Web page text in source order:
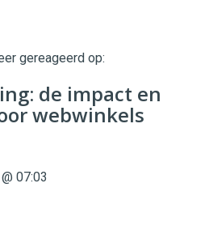
gereageerd op:
de impact en
webwinkels
07:03